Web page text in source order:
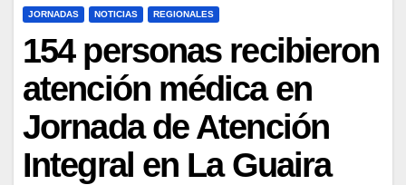
JORNADAS NOTICIAS REGIONALES
154 personas recibieron
atención médica en
Jornada de Atención
Integral en La Guaira